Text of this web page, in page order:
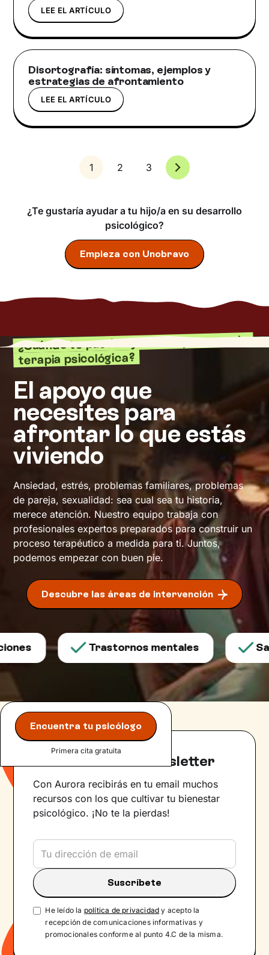
LEE EL ARTÍCULO
Disortografía: síntomas, ejemplos y
estrategias de afrontamiento
LEE EL ARTÍCULO
1 2 3
¿Te gustaría ayudar a tu hijo/a en su desarrollo
psicológico?
Empieza con Unobravo
¿Cuándo te puede ayudar un proceso de
terapia psicológica?
El apoyo que
necesites para
afrontar lo que estás
viviendo
Ansiedad, estrés, problemas familiares, problemas
de pareja, sexualidad: sea cual sea tu historia,
merece atención. Nuestro equipo trabaja con
profesionales expertos preparados para construir un
proceso terapéutico a medida para ti. Juntos,
podemos empezar con buen pie.
Descubre las áreas de intervención
Trastornos mentales Salud
Encuentra tu psicólogo
Primera cita gratuita
Suscríbete a la newsletter
Con Aurora recibirás en tu email muchos
recursos con los que cultivar tu bienestar
psicológico. ¡No te la pierdas!
He leído la política de privacidad y acepto la
recepción de comunicaciones informativas y
promocionales conforme al punto 4.C de la misma.